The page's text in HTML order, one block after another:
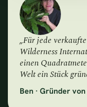
„Für jede
Wilderness
einen
Welt ein Stück
Ben · Gründer